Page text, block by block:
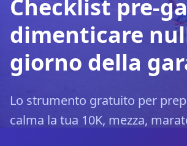
Checklist pre-
dimenticare
giorno della
Lo strumento gratuito per
calma la tua 10K, mezza,